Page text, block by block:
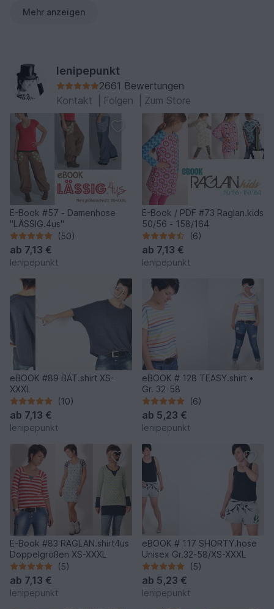
Mehr anzeigen
lenipepunkt
2661 Bewertungen
Kontakt
Folgen Zum Store
E-Book #57 - Damenhose
"LÄSSIG.4us"
(50)
ab 7,13 €
lenipepunkt
E-Book / PDF #73 Raglan.kids
50/56 - 158/164
(6)
ab 7,13 €
lenipepunkt
eBOOK #89 BAT.shirt XS-
XXXL
(10)
ab 7,13 €
lenipepunkt
eBOOK # 128 TEASY.shirt •
Gr. 32-58
(6)
ab 5,23 €
lenipepunkt
E-Book #83 RAGLAN.shirt4us
Doppelgrößen XS-XXXL
(5)
ab 7,13 €
lenipepunkt
eBOOK # 117 SHORTY.hose
Unisex Gr.32-58/XS-XXXL
(5)
ab 5,23 €
lenipepunkt